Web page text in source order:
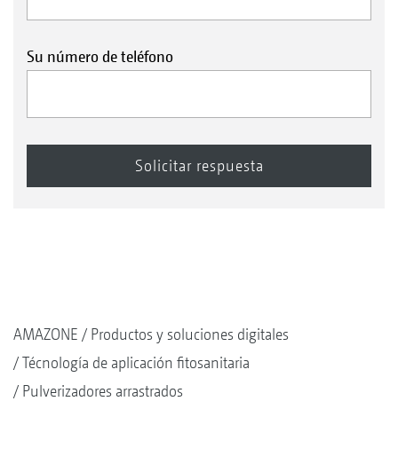
Su número de teléfono
AMAZONE
Productos y soluciones digitales
Técnología de aplicación fitosanitaria
Pulverizadores arrastrados